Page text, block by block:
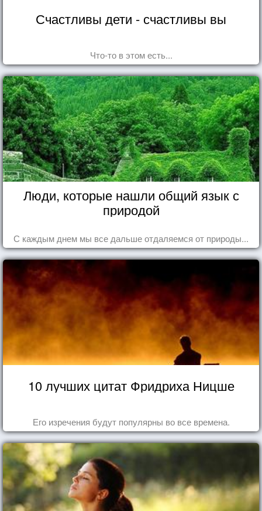
Счастливы дети - счастливы вы
Что-то в этом есть...
Люди, которые нашли общий язык с
природой
С каждым днем мы все дальше отдаляемся от природы...
10 лучших цитат Фридриха Ницше
Его изречения будут популярны во все времена.